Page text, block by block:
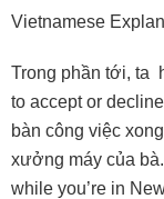
Vietnamese
Trong phần tới, ta
to accept or
bàn công việc
xưởng máy của
while you’re in